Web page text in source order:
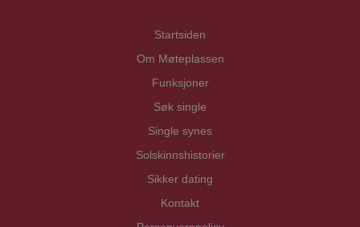
Startsiden
Om Møteplassen
Funksjoner
Søk single
Single synes
Solskinnshistorier
Sikker dating
Kontakt